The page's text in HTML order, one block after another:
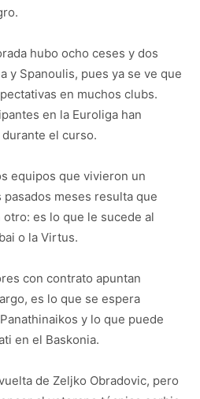
hubo ocho ceses y dos
y Spanoulis, pues ya se ve que
en muchos clubs.
en la Euroliga han
el curso.
equipos que vivieron un
meses resulta que
es lo que le sucede al
o la Virtus.
con contrato apuntan
es lo que se espera
y lo que puede
en el Baskonia.
de Zeljko Obradovic, pero